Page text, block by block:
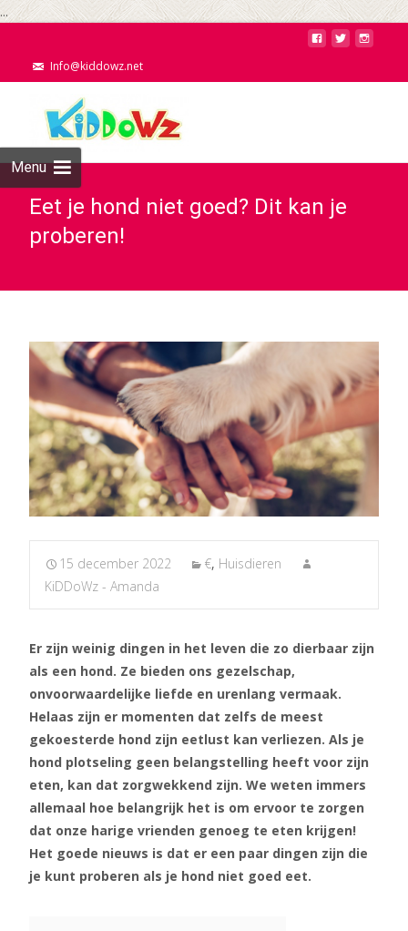
...
Info@kiddowz.net
Menu
Eet je hond niet goed? Dit kan je
proberen!
15 december 2022 €, Huisdieren
KiDDoWz - Amanda
Er zijn weinig dingen in het leven die zo dierbaar zijn
als een hond. Ze bieden ons gezelschap,
onvoorwaardelijke liefde en urenlang vermaak.
Helaas zijn er momenten dat zelfs de meest
gekoesterde hond zijn eetlust kan verliezen. Als je
hond plotseling geen belangstelling heeft voor zijn
eten, kan dat zorgwekkend zijn. We weten immers
allemaal hoe belangrijk het is om ervoor te zorgen
dat onze harige vrienden genoeg te eten krijgen!
Het goede nieuws is dat er een paar dingen zijn die
je kunt proberen als je hond niet goed eet.